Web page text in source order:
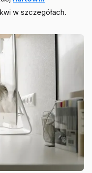
w szczegółach.